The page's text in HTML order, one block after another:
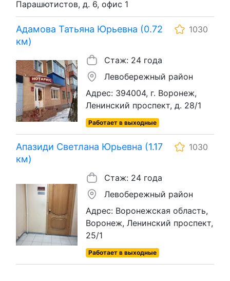
Парашютистов, д. 6, офис 1
Адамова Татьяна Юрьевна (0.72
км)
1030
Стаж: 24 года
Левобережный район
Адрес: 394004, г. Воронеж,
Ленинский проспект, д. 28/1
Работает в выходные
Апазиди Светлана Юрьевна (1.17
км)
1030
Стаж: 24 года
Левобережный район
Адрес: Воронежская область,
Воронеж, Ленинский проспект,
25/1
Работает в выходные